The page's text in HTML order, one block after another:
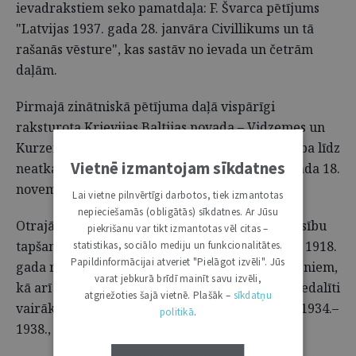
ievadrakstiem seko pamatdaļa: F. Švarca pētījums
"Latvijas 1937. gada 28. janvāra Civillikums un tā
rašanās vēsture", kas sastāv no ievada un četrām
daļām.
Pirmajā zinātniskā pētījuma daļā vispārīgi
raksturota Krievijas Baltijas novada – Vidzemes un
Kurzemes guberņu – un Latgales tiesību attīstība līdz
neatkarīgas Latvijas valsts dibināšanai 1918. gada 18.
novembrī.
Otrajā daļā apskatīta Latvijas nacionālo civiltiesību
tapšanas vēsture, tajā skaitā diskusijas, kas pēc 1918.
gada risinājās par iespējamiem attīstības virzieniem,
kā arī reālie civiltiesību attīstības procesi, kas iedalīti
vairākos laikposmos (1918.–1922., 1922.–1934., 1934.–
1938., 1938.–1940.).
Vietnē izmantojam sīkdatnes
Lai vietne pilnvērtīgi darbotos, tiek izmantotas
nepieciešamās (obligātās) sīkdatnes. Ar Jūsu
piekrišanu var tikt izmantotas vēl citas –
statistikas, sociālo mediju un funkcionalitātes.
Papildinformācijai atveriet "Pielāgot izvēli". Jūs
varat jebkurā brīdī mainīt savu izvēli,
atgriežoties šajā vietnē. Plašāk – sīkdatņu
politikā.